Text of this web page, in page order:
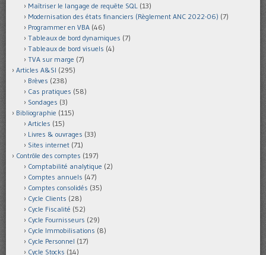
Maîtriser le langage de requête SQL (13)
Modernisation des états financiers (Règlement ANC 2022-06) (7)
Programmer en VBA (46)
Tableaux de bord dynamiques (7)
Tableaux de bord visuels (4)
TVA sur marge (7)
Articles A&SI (295)
Brèves (238)
Cas pratiques (58)
Sondages (3)
Bibliographie (115)
Articles (15)
Livres & ouvrages (33)
Sites internet (71)
Contrôle des comptes (197)
Comptabilité analytique (2)
Comptes annuels (47)
Comptes consolidés (35)
Cycle Clients (28)
Cycle Fiscalité (52)
Cycle Fournisseurs (29)
Cycle Immobilisations (8)
Cycle Personnel (17)
Cycle Stocks (14)